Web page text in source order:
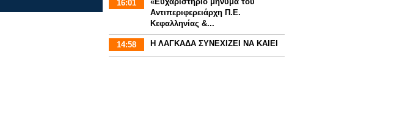
16:01
Αντιπεριφερειάρχη Π.Ε.
Κεφαλληνίας &...
14:58 Η ΛΑΓΚΑΔΑ ΣΥΝΕΧΙΖΕΙ ΝΑ ΚΑΙΕΙ